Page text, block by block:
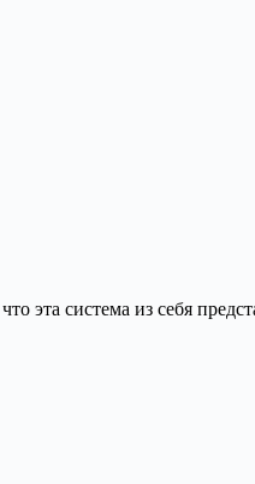
эта система из себя